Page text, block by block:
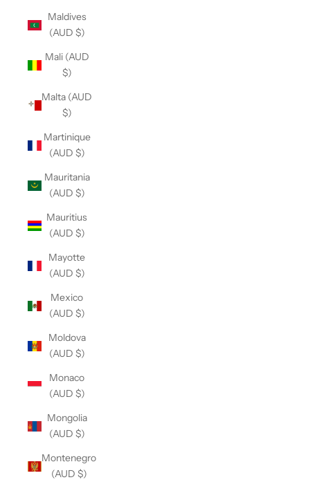
Maldives
(AUD $)
Mali (AUD
$)
Malta (AUD
$)
Martinique
(AUD $)
Mauritania
(AUD $)
Mauritius
(AUD $)
Mayotte
(AUD $)
Mexico
(AUD $)
Moldova
(AUD $)
Monaco
(AUD $)
Mongolia
(AUD $)
Montenegro
(AUD $)